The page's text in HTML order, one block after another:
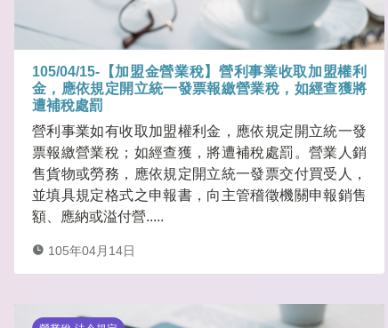
105/04/15-【加盟金營業稅】營利事業收取加盟權利
金，應依規定開立統一發票報繳營業稅，如經查獲將
遭補稅處罰
營利事業如有收取加盟權利金，應依規定開立統一發
票報繳營業稅；如經查獲，將遭補稅處罰。營業人銷
售貨物或勞務，應依規定開立統一發票交付買受人，
並填具規定格式之申報書，向主管稽徵機關申報銷售
額、應納或溢付營.....
105年04月14日